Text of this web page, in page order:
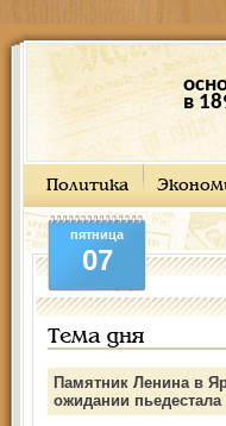
в
Политика
пятница
07
Тема дня
Памятник Ленина в
ожидании пьедестала